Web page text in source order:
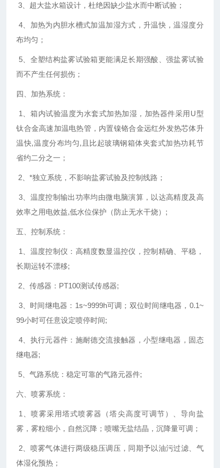
3、超大盐水箱设计，杜绝因缺少盐水而中断试验；
4、加热为内胆水槽式加温加湿方式，升温快，温湿度分
布均匀；
5、全塑结构盐雾试验箱更能满足长期强酸、强盐雾试验
而不产生任何损伤；
四、加热系统：
1、箱内试验温度为水套式加热加湿，加热器件采用U型
钛合金高速加温电热管，内置镍铬合金远红外发热芯体升
温快,温度分布均匀,且比起玻璃钢箱体夹套式加热功耗节
省约二分之一；
2、*独立系统，不影响盐雾试验及控制线路；
3、温度控制输出功率均由微电脑演算，以达高精度及高
效率之用电效益,低水位保护（防止无水干烧）;
五、控制系统：
1、温度控制仪：高精度数显温控仪，控制精确、平稳，
长期运转不漂移;
2、传感器：PT100测试传感器;
3、时间继电器：1s~9999h可调；双位时间继电器，0.1~
99小时可任意设定喷停时间;
4、执行元器件：施耐德交流接触器，小型继电器，固态
继电器;
5、气路系统：稳定可靠的气路元器件;
六、喷雾系统：
1、喷雾采用塔式喷雾器（塔尖高度可调节）、导向盐
雾，雾粒细小，自然沉降；喷嘴无盐结晶，沉降量可调；
2、喷雾气体进行两级稳压调压，同期予以油污过滤、气
体湿化预热；